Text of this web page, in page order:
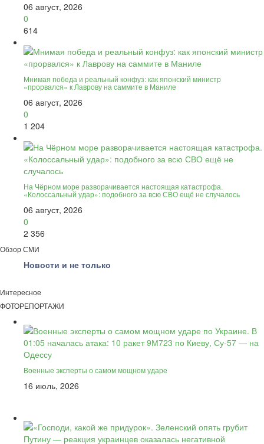
06 август, 2026
0
614
Мнимая победа и реальный конфуз: как японский министр
«прорвался» к Лаврову на саммите в Маниле
06 август, 2026
0
1 204
На Чёрном море разворачивается настоящая катастрофа.
«Колоссальный удар»: подобного за всю СВО ещё не случалось
06 август, 2026
0
2 356
Обзор СМИ
Новости и не только
Интересное
ФОТОРЕПОРТАЖИ
Военные эксперты о самом мощном ударе
16 июль, 2026